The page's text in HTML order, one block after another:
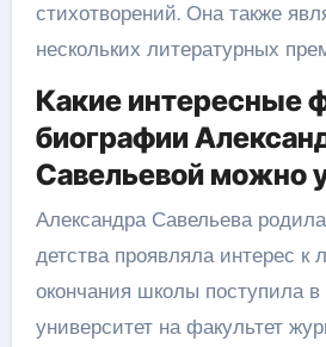
стихотворений. Она также
нескольких литературных
Какие интересные
биографии
Савельевой можно
Александра Савельева
детства проявляла интерес к
окончания школы поступила
университет на факультет